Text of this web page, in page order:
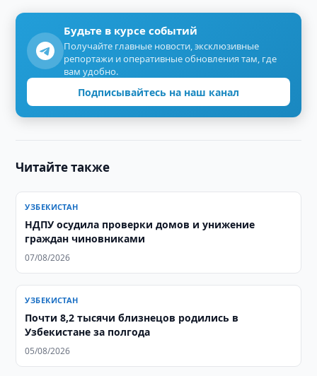
Будьте в курсе событий
Получайте главные новости, эксклюзивные
репортажи и оперативные обновления там, где
вам удобно.
Подписывайтесь на наш канал
Читайте также
УЗБЕКИСТАН
НДПУ осудила проверки домов и унижение
граждан чиновниками
07/08/2026
УЗБЕКИСТАН
Почти 8,2 тысячи близнецов родились в
Узбекистане за полгода
05/08/2026